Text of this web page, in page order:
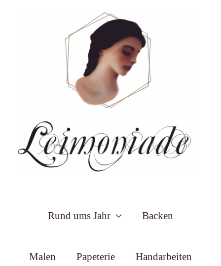
Rund ums Jahr Backen
Malen Papeterie Handarbeiten